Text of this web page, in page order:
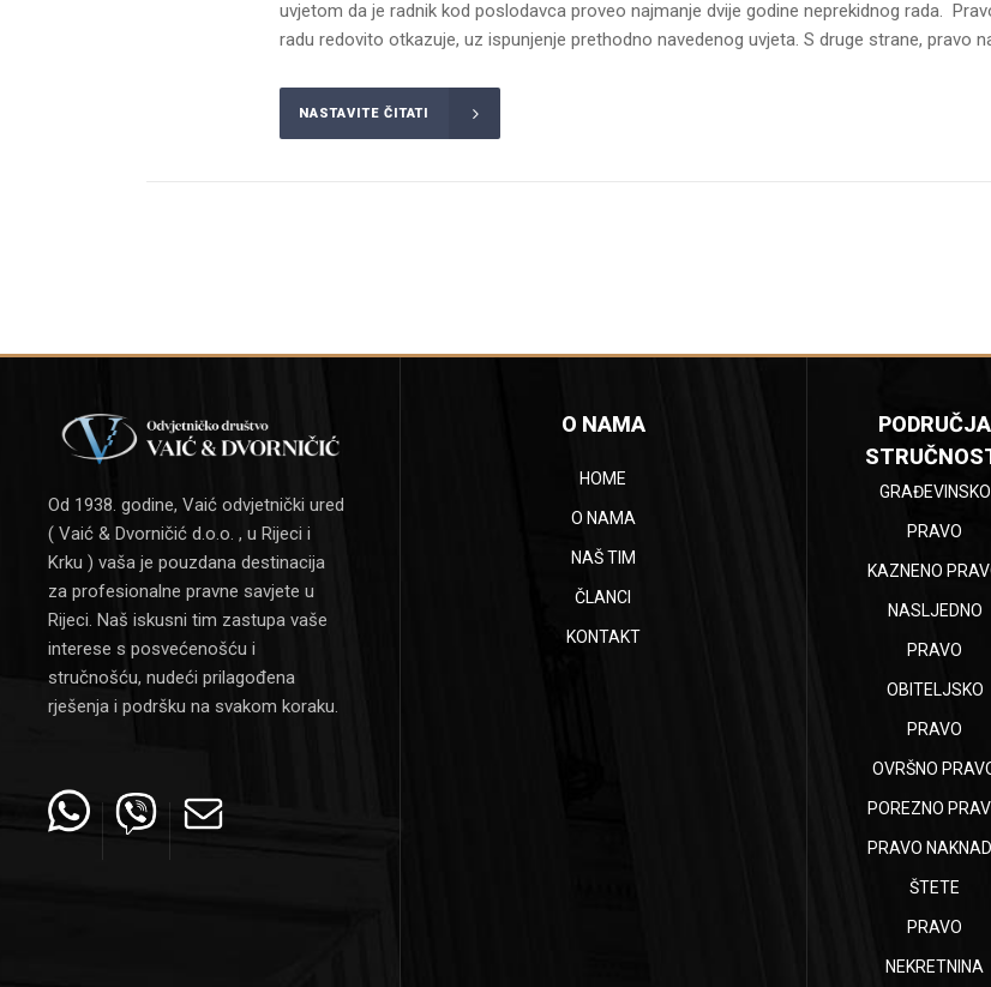
uvjetom da je radnik kod poslodavca proveo najmanje dvije godine neprekidnog rada.
radu redovito otkazuje, uz ispunjenje prethodno navedenog uvjeta. S druge strane, pravo
NASTAVITE ČITATI
Od 1938. godine, Vaić odvjetnički ured
( Vaić & Dvorničić d.o.o. , u Rijeci i
Krku ) vaša je pouzdana destinacija
za profesionalne pravne savjete u
Rijeci. Naš iskusni tim zastupa vaše
interese s posvećenošću i
stručnošću, nudeći prilagođena
rješenja i podršku na svakom koraku.
O NAMA
HOME
O NAMA
NAŠ TIM
ČLANCI
KONTAKT
PODRUČJA
GRAĐEVINSKO
PRAVO
KAZNENO
NASLJEDNO
PRAVO
OBITELJSKO
PRAVO
OVRŠNO
POREZNO
PRAVO
ŠTETE
PRAVO
NEKRETNINA